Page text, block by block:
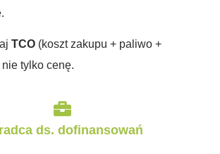
TCO (koszt zakupu + paliwo +
tylko cenę.
ds. dofinansowań